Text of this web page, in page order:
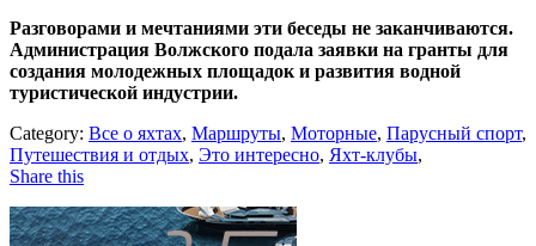
Разговорами и мечтаниями эти беседы не заканчиваются.
Администрация Волжского подала заявки на гранты для
создания молодежных площадок и развития водной
туристической индустрии.
Category: Все о яхтах, Маршруты, Моторные, Парусный спорт,
Путешествия и отдых, Это интересно, Яхт-клубы,
Share this